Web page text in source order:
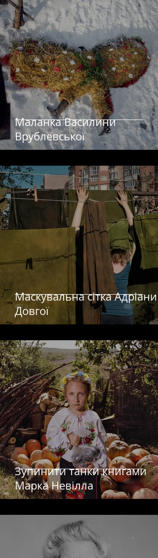
Маланка Василини
Врублевської
Маскувальна сітка Адріани
Довгої
Зупинити танки книгами
Марка Невілла